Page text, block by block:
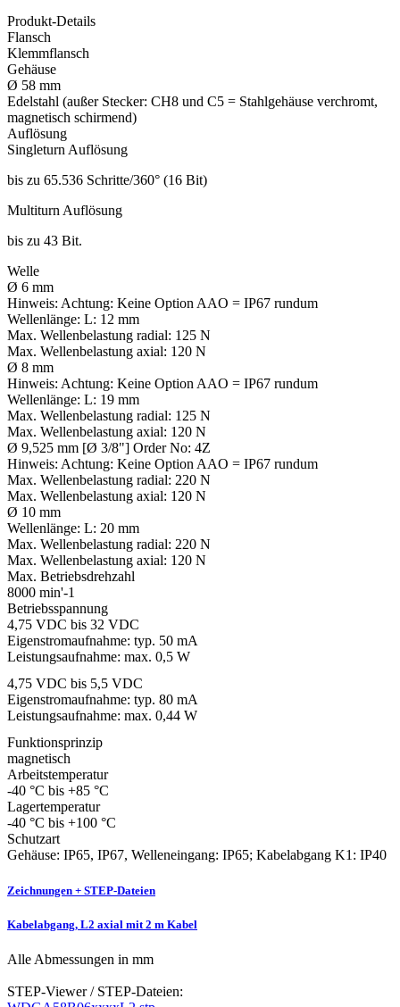
Produkt-Details
Flansch
Klemmflansch
Gehäuse
Ø 58 mm
Edelstahl (außer Stecker: CH8 und C5 = Stahlgehäuse verchromt,
magnetisch schirmend)
Auflösung
Singleturn Auflösung
bis zu 65.536 Schritte/360° (16 Bit)
Multiturn Auflösung
bis zu 43 Bit.
Welle
Ø 6 mm
Hinweis: Achtung: Keine Option AAO = IP67 rundum
Wellenlänge: L: 12 mm
Max. Wellenbelastung radial: 125 N
Max. Wellenbelastung axial: 120 N
Ø 8 mm
Hinweis: Achtung: Keine Option AAO = IP67 rundum
Wellenlänge: L: 19 mm
Max. Wellenbelastung radial: 125 N
Max. Wellenbelastung axial: 120 N
Ø 9,525 mm [Ø 3/8"] Order No: 4Z
Hinweis: Achtung: Keine Option AAO = IP67 rundum
Max. Wellenbelastung radial: 220 N
Max. Wellenbelastung axial: 120 N
Ø 10 mm
Wellenlänge: L: 20 mm
Max. Wellenbelastung radial: 220 N
Max. Wellenbelastung axial: 120 N
Max. Betriebsdrehzahl
8000 min'-1
Betriebsspannung
4,75 VDC bis 32 VDC
Eigenstromaufnahme: typ. 50 mA
Leistungsaufnahme: max. 0,5 W
4,75 VDC bis 5,5 VDC
Eigenstromaufnahme: typ. 80 mA
Leistungsaufnahme: max. 0,44 W
Funktionsprinzip
magnetisch
Arbeitstemperatur
-40 °C bis +85 °C
Lagertemperatur
-40 °C bis +100 °C
Schutzart
Gehäuse: IP65, IP67, Welleneingang: IP65; Kabelabgang K1: IP40
Zeichnungen + STEP-Dateien
Kabelabgang, L2 axial mit 2 m Kabel
Alle Abmessungen in mm
STEP-Viewer / STEP-Dateien: